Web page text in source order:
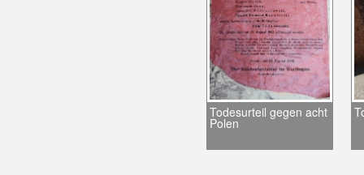
Todesurteil gegen acht
Polen